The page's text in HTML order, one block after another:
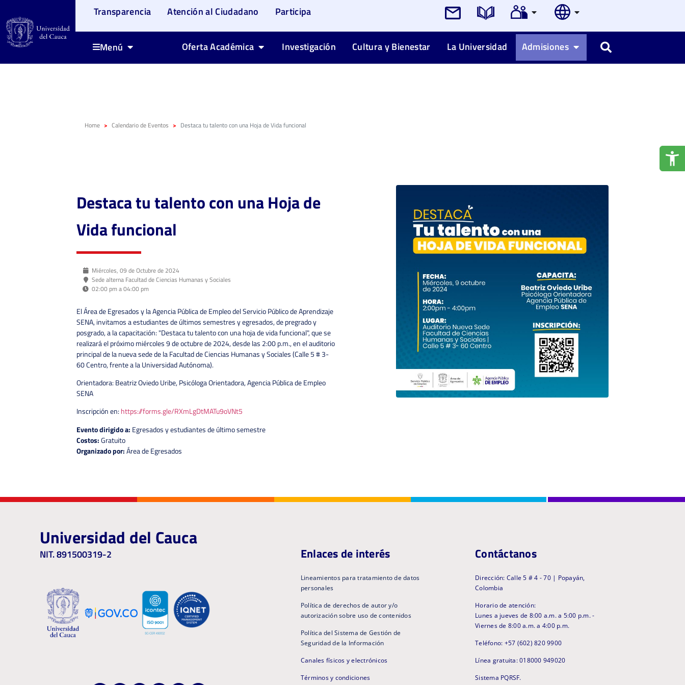
Transparencia Atención al Ciudadano Participa
Menú Oferta Académica Investigación Cultura y Bienestar La Universidad Admisiones Buscar
Home Calendario de Eventos Destaca tu talento con una Hoja de Vida funcional
Destaca tu talento con una Hoja de
Vida funcional
Miércoles, 09 de Octubre de 2024
Sede alterna Facultad de Ciencias Humanas y Sociales
02:00 pm a 04:00 pm
El Área de Egresados y la Agencia Pública de Empleo del Servicio Público de Aprendizaje
SENA, invitamos a estudiantes de últimos semestres y egresados, de pregrado y
posgrado, a la capacitación: "Destaca tu talento con una hoja de vida funcional", que se
realizará el próximo miércoles 9 de octubre de 2024, desde las 2:00 p.m., en el auditorio
principal de la nueva sede de la Facultad de Ciencias Humanas y Sociales (Calle 5 # 3-
60 Centro, frente a la Universidad Autónoma).
Orientadora: Beatriz Oviedo Uribe, Psicóloga Orientadora, Agencia Pública de Empleo
SENA
Inscripción en:https://forms.gle/RXmLgDtMATu9oVNt5
Evento dirigido a: Egresados y estudiantes de último semestre
Costos:Gratuito
Organizado por:Área de Egresados
Universidad del Cauca
NIT. 891500319-2 Enlaces de interés
Lineamientos para tratamiento de datos
personales
Política de derechos de autor y/o
autorización sobre uso de contenidos
Política del Sistema de Gestión de
Seguridad de la Información
Canales físicos y electrónicos
Términos y condiciones
Contáctanos
Dirección: Calle 5 # 4 - 70 | Popayán,
Colombia
Horario de atención:
Lunes a jueves de 8:00 a.m. a 5:00 p.m. -
Viernes de 8:00 a.m. a 4:00 p.m.
Teléfono: +57 (602) 820 9900
Línea gratuita: 018000 949020
Sistema PQRSF.